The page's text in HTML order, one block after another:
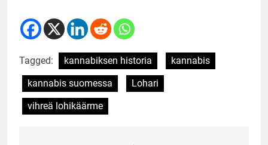
Tagged: kannabiksen historia
kannabis
kannabis suomessa
Lohari
vihreä lohikäärme